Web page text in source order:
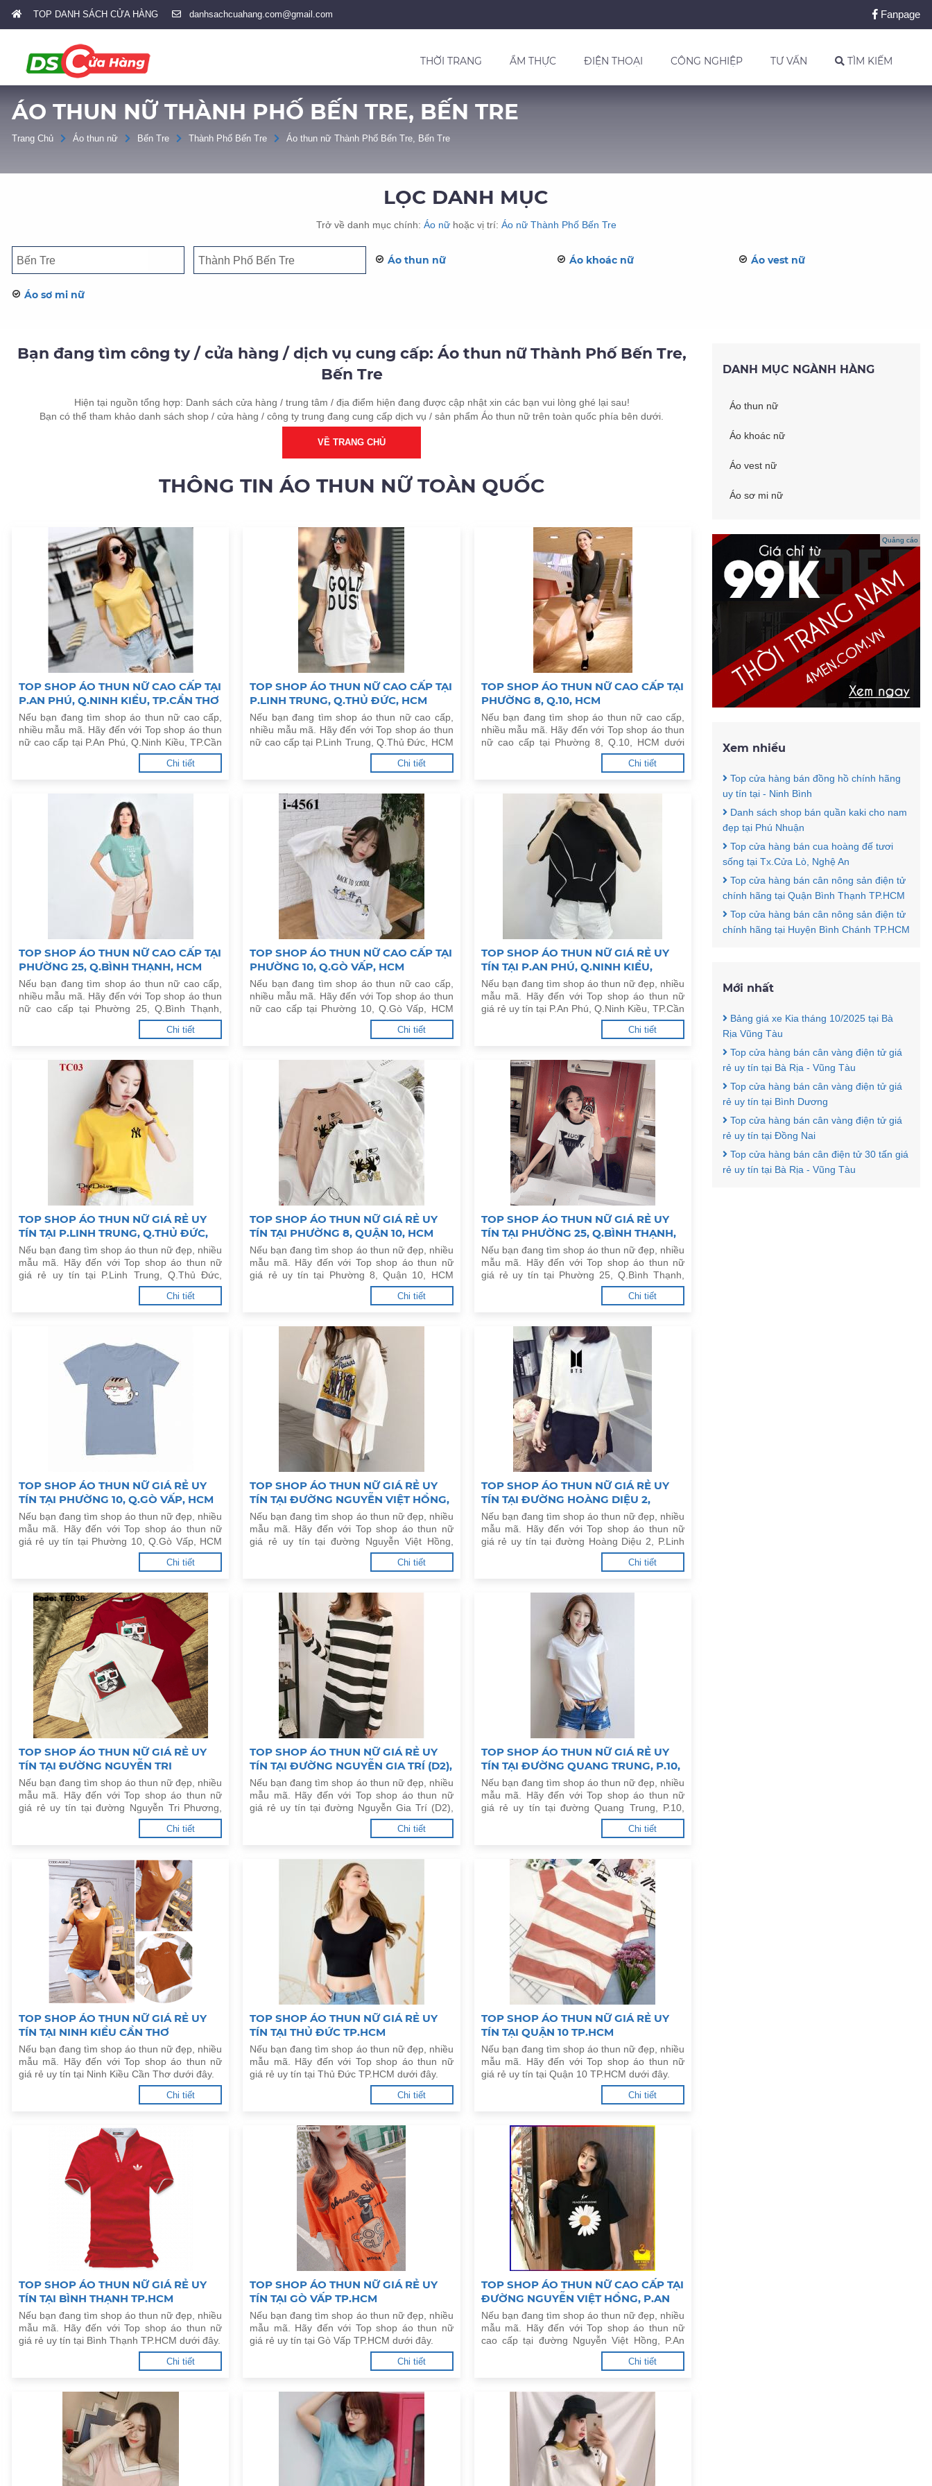
TOP DANH SÁCH CỬA HÀNG danhsachcuahang.com@gmail.com Fanpage
THỜI TRANG ẨM THỰC ĐIỆN THOẠI CÔNG NGHIỆP TƯ VẤN TÌM KIẾM
ÁO THUN NỮ THÀNH PHỐ BẾN TRE, BẾN TRE
Trang Chủ Áo thun nữ Bến Tre Thành Phố Bến Tre Áo thun nữ Thành Phố Bến Tre, Bến Tre
LỌC DANH MỤC
Trở về danh mục chính: Áo nữhoặc vị trí: Áo nữ Thành Phố Bến Tre
Áo thun nữ Áo khoác nữ Áo vest nữ
Áo sơ mi nữ
Bạn đang tìm công ty / cửa hàng / dịch vụ cung cấp: Áo thun nữ Thành Phố Bến Tre,
Bến Tre
Hiện tại nguồn tổng hợp: Danh sách cửa hàng / trung tâm / địa điểm hiện đang được cập nhật xin các bạn vui lòng ghé lại sau!
Bạn có thể tham khảo danh sách shop / cửa hàng / công ty trung đang cung cấp dịch vụ / sản phẩm Áo thun nữ trên toàn quốc phía bên dưới.
VỀ TRANG CHỦ
THÔNG TIN ÁO THUN NỮ TOÀN QUỐC
TOP SHOP ÁO THUN NỮ CAO CẤP TẠI
P.AN PHÚ, Q.NINH KIỀU, TP.CẦN THƠ
Nếu bạn đang tìm shop áo thun nữ cao cấp,
nhiều mẫu mã. Hãy đến với Top shop áo thun
nữ cao cấp tại P.An Phú, Q.Ninh Kiều, TP.Cần
Chi tiết
TOP SHOP ÁO THUN NỮ CAO CẤP TẠI
P.LINH TRUNG, Q.THỦ ĐỨC, HCM
Nếu bạn đang tìm shop áo thun nữ cao cấp,
nhiều mẫu mã. Hãy đến với Top shop áo thun
nữ cao cấp tại P.Linh Trung, Q.Thủ Đức, HCM
Chi tiết
TOP SHOP ÁO THUN NỮ CAO CẤP TẠI
PHƯỜNG 8, Q.10, HCM
Nếu bạn đang tìm shop áo thun nữ cao cấp,
nhiều mẫu mã. Hãy đến với Top shop áo thun
nữ cao cấp tại Phường 8, Q.10, HCM dưới
Chi tiết
TOP SHOP ÁO THUN NỮ CAO CẤP TẠI
PHƯỜNG 25, Q.BÌNH THẠNH, HCM
Nếu bạn đang tìm shop áo thun nữ cao cấp,
nhiều mẫu mã. Hãy đến với Top shop áo thun
nữ cao cấp tại Phường 25, Q.Bình Thạnh,
Chi tiết
TOP SHOP ÁO THUN NỮ CAO CẤP TẠI
PHƯỜNG 10, Q.GÒ VẤP, HCM
Nếu bạn đang tìm shop áo thun nữ cao cấp,
nhiều mẫu mã. Hãy đến với Top shop áo thun
nữ cao cấp tại Phường 10, Q.Gò Vấp, HCM
Chi tiết
TOP SHOP ÁO THUN NỮ GIÁ RẺ UY
TÍN TẠI P.AN PHÚ, Q.NINH KIỀU,
TP.CẦN THƠ
Nếu bạn đang tìm shop áo thun nữ đẹp, nhiều
mẫu mã. Hãy đến với Top shop áo thun nữ
giá rẻ uy tín tại P.An Phú, Q.Ninh Kiều, TP.Cần
Chi tiết
TOP SHOP ÁO THUN NỮ GIÁ RẺ UY
TÍN TẠI P.LINH TRUNG, Q.THỦ ĐỨC,
HCM
Nếu bạn đang tìm shop áo thun nữ đẹp, nhiều
mẫu mã. Hãy đến với Top shop áo thun nữ
giá rẻ uy tín tại P.Linh Trung, Q.Thủ Đức,
Chi tiết
TOP SHOP ÁO THUN NỮ GIÁ RẺ UY
TÍN TẠI PHƯỜNG 8, QUẬN 10, HCM
Nếu bạn đang tìm shop áo thun nữ đẹp, nhiều
mẫu mã. Hãy đến với Top shop áo thun nữ
giá rẻ uy tín tại Phường 8, Quận 10, HCM
Chi tiết
TOP SHOP ÁO THUN NỮ GIÁ RẺ UY
TÍN TẠI PHƯỜNG 25, Q.BÌNH THẠNH,
HCM
Nếu bạn đang tìm shop áo thun nữ đẹp, nhiều
mẫu mã. Hãy đến với Top shop áo thun nữ
giá rẻ uy tín tại Phường 25, Q.Bình Thạnh,
Chi tiết
TOP SHOP ÁO THUN NỮ GIÁ RẺ UY
TÍN TẠI PHƯỜNG 10, Q.GÒ VẤP, HCM
Nếu bạn đang tìm shop áo thun nữ đẹp, nhiều
mẫu mã. Hãy đến với Top shop áo thun nữ
giá rẻ uy tín tại Phường 10, Q.Gò Vấp, HCM
Chi tiết
TOP SHOP ÁO THUN NỮ GIÁ RẺ UY
TÍN TẠI ĐƯỜNG NGUYỄN VIỆT HỒNG,
P.AN PHÚ, Q.NINH KIỀU
Nếu bạn đang tìm shop áo thun nữ đẹp, nhiều
mẫu mã. Hãy đến với Top shop áo thun nữ
giá rẻ uy tín tại đường Nguyễn Việt Hồng,
P.An Phú, Q.Ninh Kiều dưới đây.
Chi tiết
TOP SHOP ÁO THUN NỮ GIÁ RẺ UY
TÍN TẠI ĐƯỜNG HOÀNG DIỆU 2,
P.LINH TRUNG, Q.THỦ ĐỨC
Nếu bạn đang tìm shop áo thun nữ đẹp, nhiều
mẫu mã. Hãy đến với Top shop áo thun nữ
giá rẻ uy tín tại đường Hoàng Diệu 2, P.Linh
Trung, Q.Thủ Đức dưới đây.
Chi tiết
TOP SHOP ÁO THUN NỮ GIÁ RẺ UY
TÍN TẠI ĐƯỜNG NGUYỄN TRI
PHƯƠNG, P.8, Q.10
Nếu bạn đang tìm shop áo thun nữ đẹp, nhiều
mẫu mã. Hãy đến với Top shop áo thun nữ
giá rẻ uy tín tại đường Nguyễn Tri Phương,
Chi tiết
TOP SHOP ÁO THUN NỮ GIÁ RẺ UY
TÍN TẠI ĐƯỜNG NGUYỄN GIA TRÍ (D2),
P.25, Q.BÌNH THẠNH
Nếu bạn đang tìm shop áo thun nữ đẹp, nhiều
mẫu mã. Hãy đến với Top shop áo thun nữ
giá rẻ uy tín tại đường Nguyễn Gia Trí (D2),
P.25, Q.Bình Thạnh dưới đây.
Chi tiết
TOP SHOP ÁO THUN NỮ GIÁ RẺ UY
TÍN TẠI ĐƯỜNG QUANG TRUNG, P.10,
Q.GÒ VẤP
Nếu bạn đang tìm shop áo thun nữ đẹp, nhiều
mẫu mã. Hãy đến với Top shop áo thun nữ
giá rẻ uy tín tại đường Quang Trung, P.10,
Chi tiết
TOP SHOP ÁO THUN NỮ GIÁ RẺ UY
TÍN TẠI NINH KIỀU CẦN THƠ
Nếu bạn đang tìm shop áo thun nữ đẹp, nhiều
mẫu mã. Hãy đến với Top shop áo thun nữ
giá rẻ uy tín tại Ninh Kiều Cần Thơ dưới đây.
Chi tiết
TOP SHOP ÁO THUN NỮ GIÁ RẺ UY
TÍN TẠI THỦ ĐỨC TP.HCM
Nếu bạn đang tìm shop áo thun nữ đẹp, nhiều
mẫu mã. Hãy đến với Top shop áo thun nữ
giá rẻ uy tín tại Thủ Đức TP.HCM dưới đây.
Chi tiết
TOP SHOP ÁO THUN NỮ GIÁ RẺ UY
TÍN TẠI QUẬN 10 TP.HCM
Nếu bạn đang tìm shop áo thun nữ đẹp, nhiều
mẫu mã. Hãy đến với Top shop áo thun nữ
giá rẻ uy tín tại Quận 10 TP.HCM dưới đây.
Chi tiết
TOP SHOP ÁO THUN NỮ GIÁ RẺ UY
TÍN TẠI BÌNH THẠNH TP.HCM
Nếu bạn đang tìm shop áo thun nữ đẹp, nhiều
mẫu mã. Hãy đến với Top shop áo thun nữ
giá rẻ uy tín tại Bình Thạnh TP.HCM dưới đây.
Chi tiết
TOP SHOP ÁO THUN NỮ GIÁ RẺ UY
TÍN TẠI GÒ VẤP TP.HCM
Nếu bạn đang tìm shop áo thun nữ đẹp, nhiều
mẫu mã. Hãy đến với Top shop áo thun nữ
giá rẻ uy tín tại Gò Vấp TP.HCM dưới đây.
Chi tiết
TOP SHOP ÁO THUN NỮ CAO CẤP TẠI
ĐƯỜNG NGUYỄN VIỆT HỒNG, P.AN
PHÚ, Q.NINH KIỀU
Nếu bạn đang tìm shop áo thun nữ đẹp, nhiều
mẫu mã. Hãy đến với Top shop áo thun nữ
cao cấp tại đường Nguyễn Việt Hồng, P.An
Chi tiết
DANH MỤC NGÀNH HÀNG
Áo thun nữ
Áo khoác nữ
Áo vest nữ
Áo sơ mi nữ
Quảng cáo
Xem nhiều
Top cửa hàng bán đồng hồ chính hãng
uy tín tại - Ninh Bình
Danh sách shop bán quần kaki cho nam
đẹp tại Phú Nhuận
Top cửa hàng bán cua hoàng đế tươi
sống tại Tx.Cửa Lò, Nghệ An
Top cửa hàng bán cân nông sản điện tử
chính hãng tại Quận Bình Thạnh TP.HCM
Top cửa hàng bán cân nông sản điện tử
chính hãng tại Huyện Bình Chánh TP.HCM
Mới nhất
Bảng giá xe Kia tháng 10/2025 tại Bà
Rịa Vũng Tàu
Top cửa hàng bán cân vàng điện tử giá
rẻ uy tín tại Bà Rịa - Vũng Tàu
Top cửa hàng bán cân vàng điện tử giá
rẻ uy tín tại Bình Dương
Top cửa hàng bán cân vàng điện tử giá
rẻ uy tín tại Đồng Nai
Top cửa hàng bán cân điện tử 30 tấn giá
rẻ uy tín tại Bà Rịa - Vũng Tàu